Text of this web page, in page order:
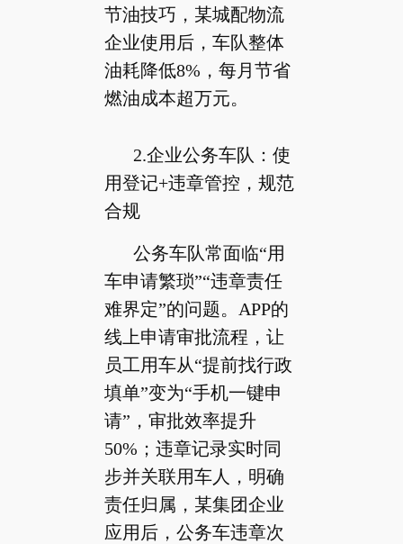
节油技巧，某城配物流
企业使用后，车队整体
油耗降低8%，每月节省
燃油成本超万元。
2.企业公务车队：使
用登记+违章管控，规范
合规
公务车队常面临“用
车申请繁琐”“违章责任
难界定”的问题。APP的
线上申请审批流程，让
员工用车从“提前找行政
填单”变为“手机一键申
请”，审批效率提升
50%；违章记录实时同
步并关联用车人，明确
责任归属，某集团企业
应用后，公务车违章次